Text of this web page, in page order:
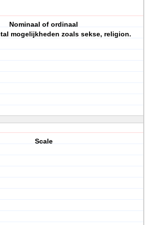
Nominaal of ordinaal
mogelijkheden zoals sekse, religion.
Scale